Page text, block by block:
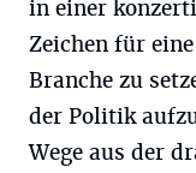
in einer
Zeichen für
Branche zu
der Politik
Wege aus der